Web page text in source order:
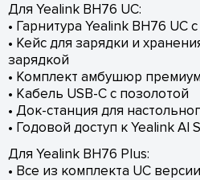
Для Yealink BH76 UC:
• Гарнитура Yealink BH76 UC
• Кейс для зарядки и
зарядкой
• Комплект амбушюр
• Кабель USB-C с позолотой
• Док-станция для
• Годовой доступ к Yealink AI
Для Yealink BH76 Plus:
• Все из комплекта UC версии